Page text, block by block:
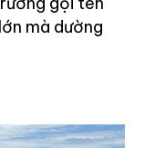
mà dường